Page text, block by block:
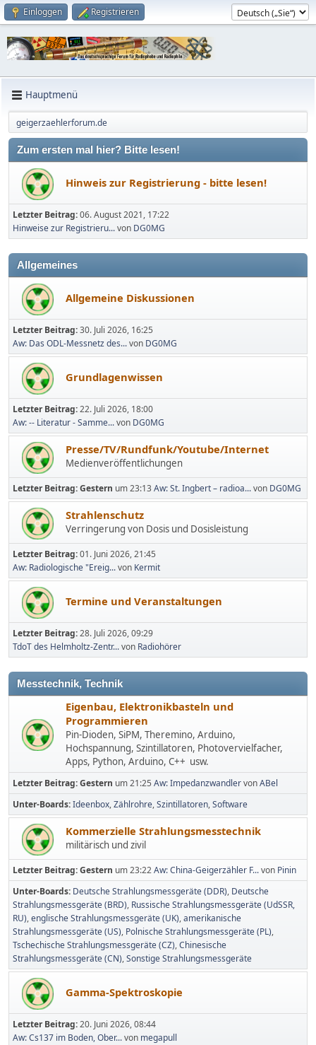
Einloggen Registrieren
Hauptmenü
geigerzaehlerforum.de
Zum ersten mal hier? Bitte lesen!
Hinweis zur Registrierung - bitte lesen!
Letzter Beitrag:06. August 2021, 17:22
Hinweise zur Registrieru...von DG0MG
Allgemeines
Allgemeine Diskussionen
Letzter Beitrag:30. Juli 2026, 16:25
Aw: Das ODL-Messnetz des...von DG0MG
Grundlagenwissen
Letzter Beitrag:22. Juli 2026, 18:00
Aw: -- Literatur - Samme...von DG0MG
Presse/TV/Rundfunk/Youtube/Internet
Medienveröffentlichungen
Letzter Beitrag:Gestern um 23:13Aw: St. Ingbert – radioa...von DG0MG
Strahlenschutz
Verringerung von Dosis und Dosisleistung
Letzter Beitrag:01. Juni 2026, 21:45
Aw: Radiologische "Ereig...von Kermit
Termine und Veranstaltungen
Letzter Beitrag:28. Juli 2026, 09:29
TdoT des Helmholtz-Zentr...von Radiohörer
Messtechnik, Technik
Eigenbau, Elektronikbasteln und
Programmieren
Pin-Dioden, SiPM, Theremino, Arduino,
Hochspannung, Szintillatoren, Photovervielfacher,
Apps, Python, Arduino, C++ usw.
Letzter Beitrag:Gestern um 21:25 Aw: ImpedanzwandlervonABel
Unter-Boards Ideenbox Zählrohre Szintillatoren Software
Kommerzielle Strahlungsmesstechnik
militärisch und zivil
Letzter Beitrag:Gestern um 23:22Aw: China-Geigerzähler F...von Pinin
Unter-Boards Deutsche Strahlungsmessgeräte (DDR) Deutsche
Strahlungsmessgeräte (BRD) Russische Strahlungsmessgeräte (UdSSR,
RU) englische Strahlungsmessgeräte (UK) amerikanische
Strahlungsmessgeräte (US) Polnische Strahlungsmessgeräte (PL)
Tschechische Strahlungsmessgeräte (CZ) Chinesische
Strahlungsmessgeräte (CN) Sonstige Strahlungsmessgeräte
Gamma-Spektroskopie
Letzter Beitrag:20. Juni 2026, 08:44
Aw: Cs137 im Boden, Ober...von megapull